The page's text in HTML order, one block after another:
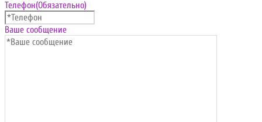
Телефон(Обязательно)
Ваше сообщение